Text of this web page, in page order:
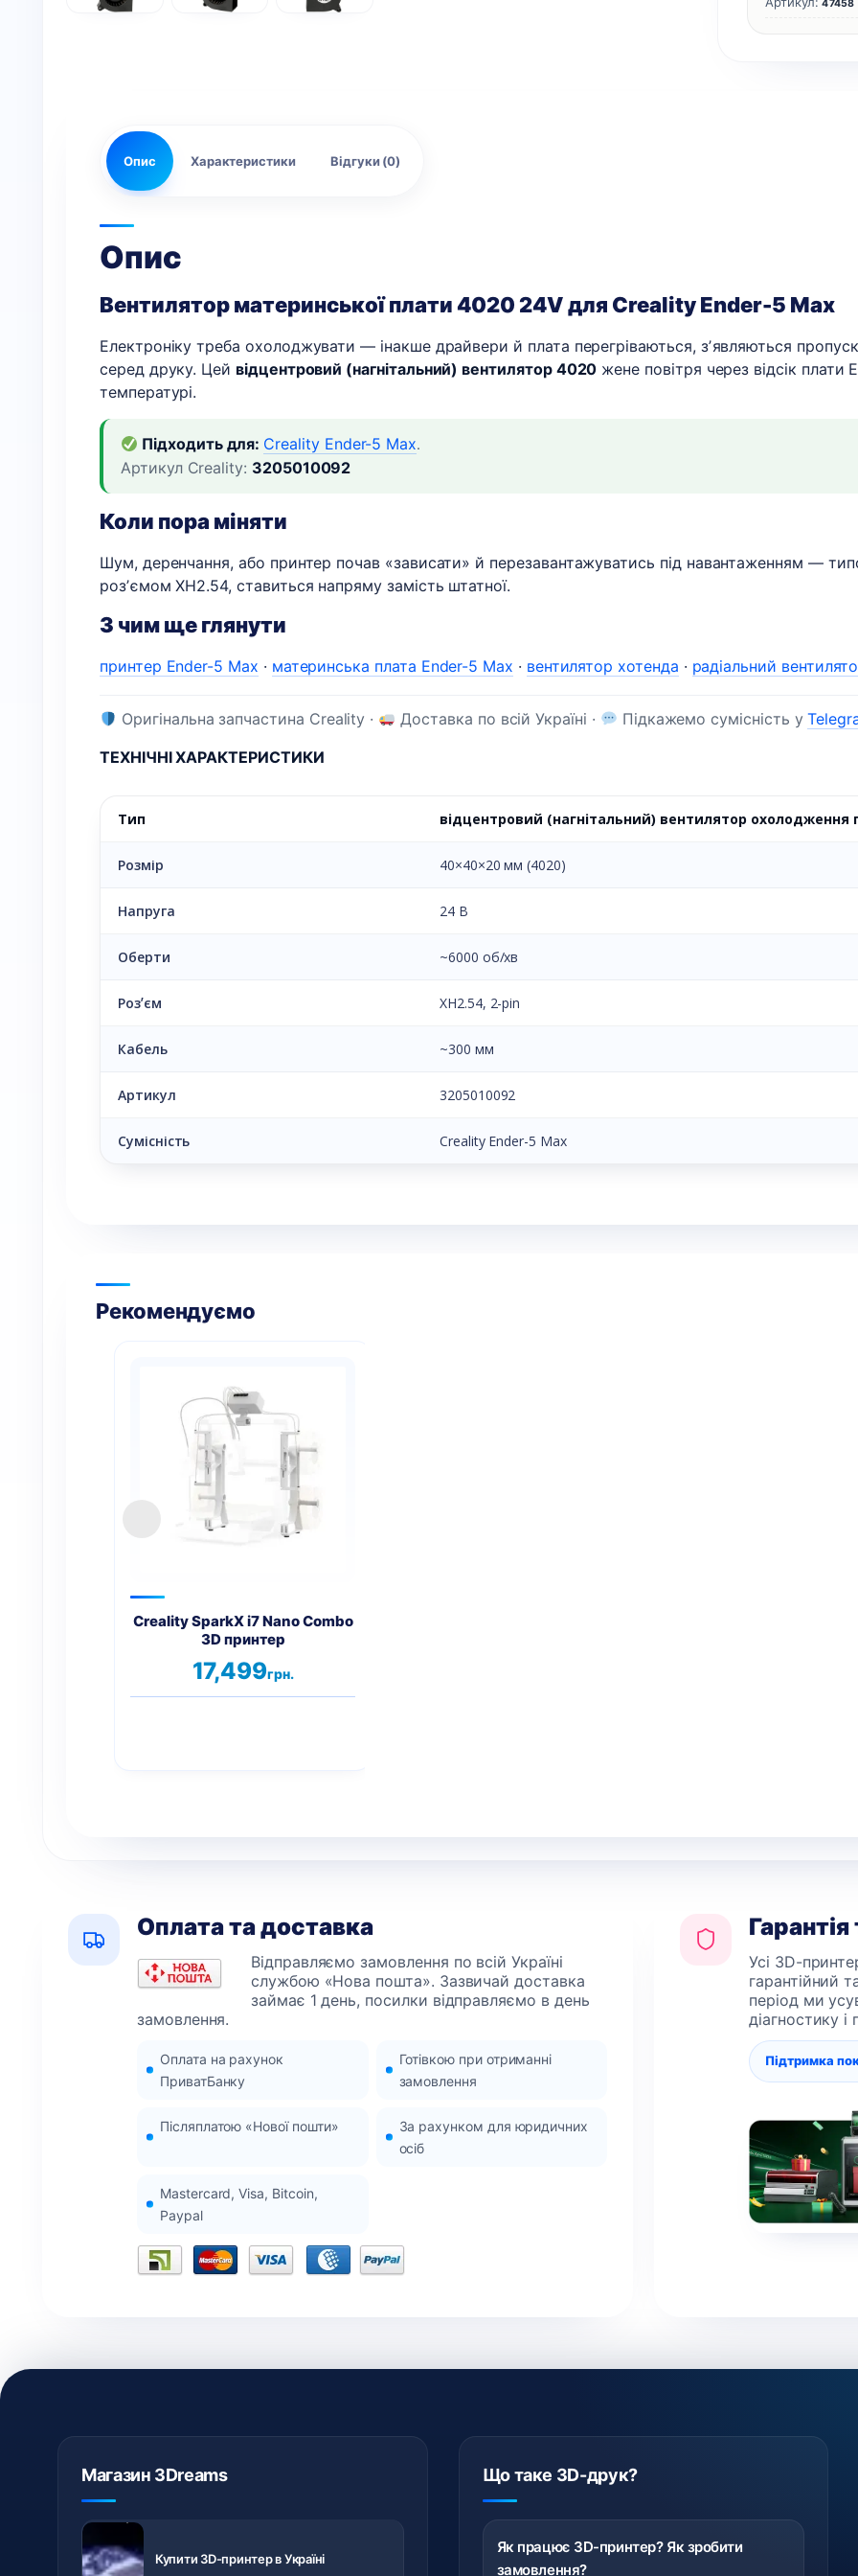
47458
Опис Характеристики Відгуки (0)
Опис
Вентилятор материнської плати 4020 24V для Creality Ender-5 Max
Електроніку треба охолоджувати — інакше драйвери й плата перегріваються, зʼявляються
серед друку. Цей відцентровий (нагнітальний) вентилятор 4020 жене повітря через відсік плати
температурі.
Підходить для: Creality Ender-5 Max.
Артикул Creality: 3205010092
Коли пора міняти
Шум, деренчання, або принтер почав «зависати» й перезавантажуватись під навантаженням —
розʼємом XH2.54, ставиться напряму замість штатної.
З чим ще глянути
принтер Ender-5 Max · материнська плата Ender-5 Max · вентилятор хотенда · радіальний
Оригінальна запчастина Creality · Доставка по всій Україні · Підкажемо сумісність у
ТЕХНІЧНІ ХАРАКТЕРИСТИКИ
Тип відцентровий (нагнітальний) вентилятор охолодження
Розмір 40×40×20 мм (4020)
Напруга 24 В
Оберти ~6000 об/хв
Розʼєм XH2.54, 2-pin
Кабель ~300 мм
Артикул 3205010092
Сумісність Creality Ender-5 Max
Рекомендуємо
Creality SparkX i7 Nano Combo
3D принтер
17,499грн.
Оплата та доставка
Відправляємо замовлення по всій Україні
службою «Нова пошта». Зазвичай доставка
займає 1 день, посилки відправляємо в день
замовлення.
Оплата на рахунок
ПриватБанку
Готівкою при отриманні
замовлення
Післяплатою «Нової пошти»
За рахунком для юридичних
осіб
Mastercard, Visa, Bitcoin,
Paypal
Усі 3D-
гарантійний
період ми
діагностику
Підтримка
Магазин 3Dreams
Купити 3D-принтер в Україні
з доставкою
по Україні
Що таке 3D-друк?
Як працює 3D-принтер? Як зробити
замовлення?